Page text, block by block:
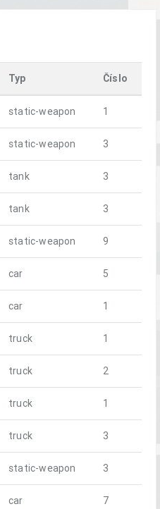
Typ Číslo
static-weapon 1
static-weapon 3
tank 3
tank 3
static-weapon 9
car 5
car 1
truck 1
truck 2
truck 1
truck 3
static-weapon 3
car 7